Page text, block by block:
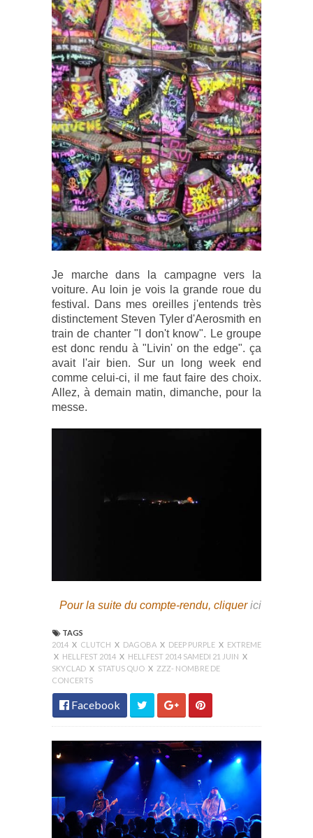
Je marche dans la campagne vers la
voiture. Au loin je vois la grande roue du
festival. Dans mes oreilles j'entends très
distinctement Steven Tyler d'Aerosmith en
train de chanter "I don't know". Le groupe
est donc rendu à "Livin' on the edge". ça
avait l'air bien. Sur un long week end
comme celui-ci, il me faut faire des choix.
Allez, à demain matin, dimanche, pour la
messe.
Pour la suite du compte-rendu, cliquerici
TAGS
2014 X CLUTCH X DAGOBA X DEEP PURPLE X EXTREME
X HELLFEST 2014 X HELLFEST 2014 SAMEDI 21 JUIN X
SKYCLAD X STATUS QUO X ZZZ- NOMBRE DE
CONCERTS
Facebook